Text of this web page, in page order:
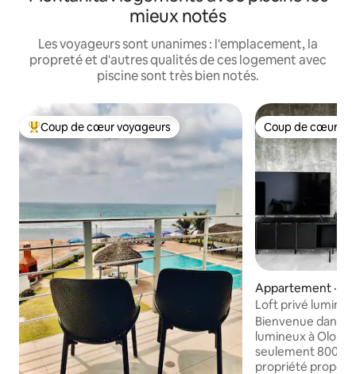
mieux notés
Les voyageurs sont unanimes : l'emplacement, la
propreté et d'autres qualités de ces logement avec
piscine sont très bien notés.
Coup de cœur voyageurs parmi les plus aimés
Coup de cœur voyageurs Coup de cœur
Coup de cœur
Appartement ·
Loft privé
Bienvenue dans
lumineux à Olon,
seulement 800 m
propriété